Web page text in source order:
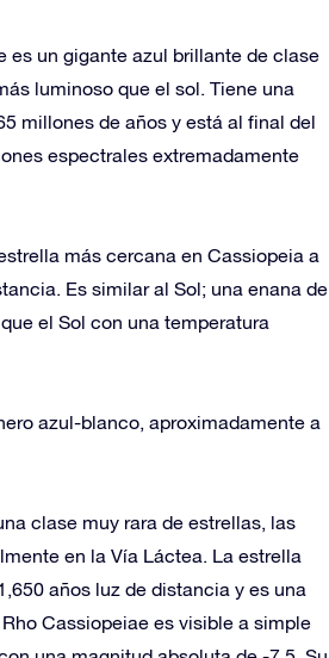
es un gigante azul brillante de clase
luminoso que el sol. Tiene una
millones de años y está al final del
espectrales extremadamente
más cercana en Cassiopeia a
Es similar al Sol; una enana de
el Sol con una temperatura
azul-blanco, aproximadamente a
clase muy rara de estrellas, las
en la Vía Láctea. La estrella
años luz de distancia y es una
Cassiopeiae es visible a simple